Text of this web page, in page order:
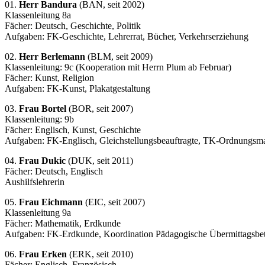
01. Herr Bandura (BAN, seit 2002)
Klassenleitung 8a
Fächer: Deutsch, Geschichte, Politik
Aufgaben: FK-Geschichte, Lehrerrat, Bücher, Verkehrserziehung
02. Herr Berlemann (BLM, seit 2009)
Klassenleitung: 9c (Kooperation mit Herrn Plum ab Februar)
Fächer: Kunst, Religion
Aufgaben: FK-Kunst, Plakatgestaltung
03. Frau Bortel (BOR, seit 2007)
Klassenleitung: 9b
Fächer: Englisch, Kunst, Geschichte
Aufgaben: FK-Englisch, Gleichstellungsbeauftragte, TK-
04. Frau Dukic (DUK, seit 2011)
Fächer: Deutsch, Englisch
Aushilfslehrerin
05. Frau Eichmann (EIC, seit 2007)
Klassenleitung 9a
Fächer: Mathematik, Erdkunde
Aufgaben: FK-Erdkunde, Koordination Pädagogische
06. Frau Erken (ERK, seit 2010)